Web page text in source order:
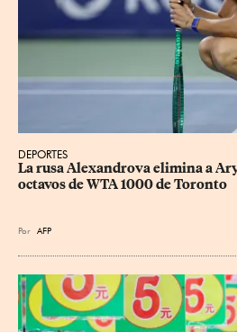
DEPORTES
La rusa Alexandrova elimina a
octavos de WTA 1000 de Toronto
Por AFP